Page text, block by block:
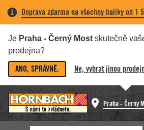
Doprava zdarma na všechny balíky od 1
Je Praha - Černý Most skutečně
prodejna?
ANO, SPRÁVNĚ. Ne, vybrat jinou
Praha - Černý